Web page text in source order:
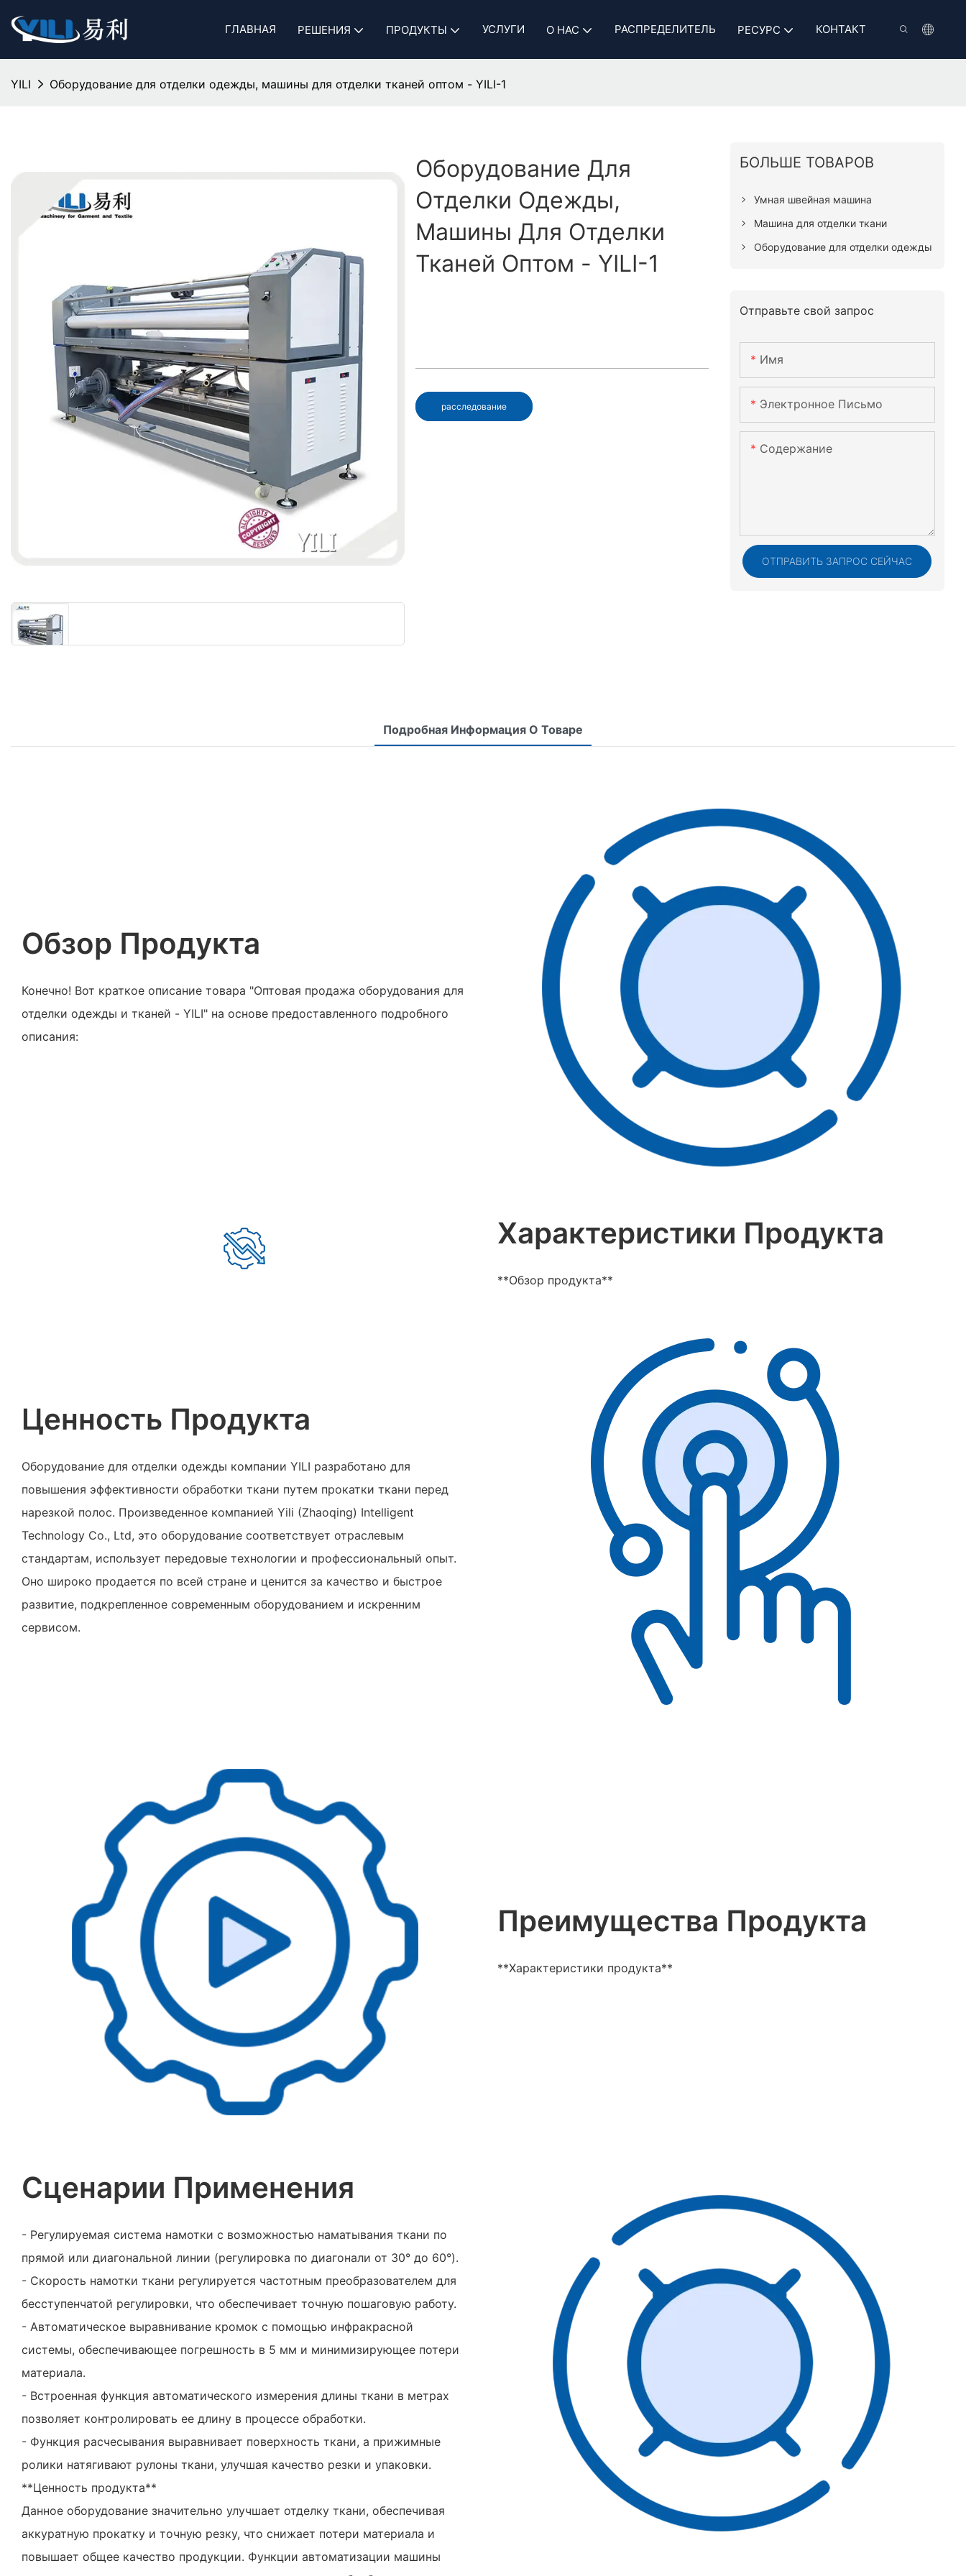
ГЛАВНАЯ РЕШЕНИЯ ПРОДУКТЫ УСЛУГИ О НАС РАСПРЕДЕЛИТЕЛЬ РЕСУРС КОНТАКТ
YILI Оборудование для отделки одежды, машины для отделки тканей оптом - YILI-1
Оборудование Для
Отделки Одежды,
Машины Для Отделки
Тканей Оптом - YILI-1
расследование
БОЛЬШЕ ТОВАРОВ
Умная швейная машина
Машина для отделки ткани
Оборудование для отделки одежды
Отправьте свой запрос
Имя
Электронное Письмо
Содержание
ОТПРАВИТЬ ЗАПРОС СЕЙЧАС
Подробная Информация О Товаре
Обзор Продукта
Конечно! Вот краткое описание товара "Оптовая продажа оборудования для
отделки одежды и тканей - YILI" на основе предоставленного подробного
описания:
Характеристики Продукта
**Обзор продукта**
Ценность Продукта
Оборудование для отделки одежды компании YILI разработано для
повышения эффективности обработки ткани путем прокатки ткани перед
нарезкой полос. Произведенное компанией Yili (Zhaoqing) Intelligent
Technology Co., Ltd, это оборудование соответствует отраслевым
стандартам, использует передовые технологии и профессиональный опыт.
Оно широко продается по всей стране и ценится за качество и быстрое
развитие, подкрепленное современным оборудованием и искренним
сервисом.
Преимущества Продукта
**Характеристики продукта**
Сценарии Применения
- Регулируемая система намотки с возможностью наматывания ткани по
прямой или диагональной линии (регулировка по диагонали от 30° до 60°).
- Скорость намотки ткани регулируется частотным преобразователем для
бесступенчатой ​​регулировки, что обеспечивает точную пошаговую работу.
- Автоматическое выравнивание кромок с помощью инфракрасной
системы, обеспечивающее погрешность в 5 мм и минимизирующее потери
материала.
- Встроенная функция автоматического измерения длины ткани в метрах
позволяет контролировать ее длину в процессе обработки.
- Функция расчесывания выравнивает поверхность ткани, а прижимные
ролики натягивают рулоны ткани, улучшая качество резки и упаковки.
**Ценность продукта**
Данное оборудование значительно улучшает отделку ткани, обеспечивая
аккуратную прокатку и точную резку, что снижает потери материала и
повышает общее качество продукции. Функции автоматизации машины